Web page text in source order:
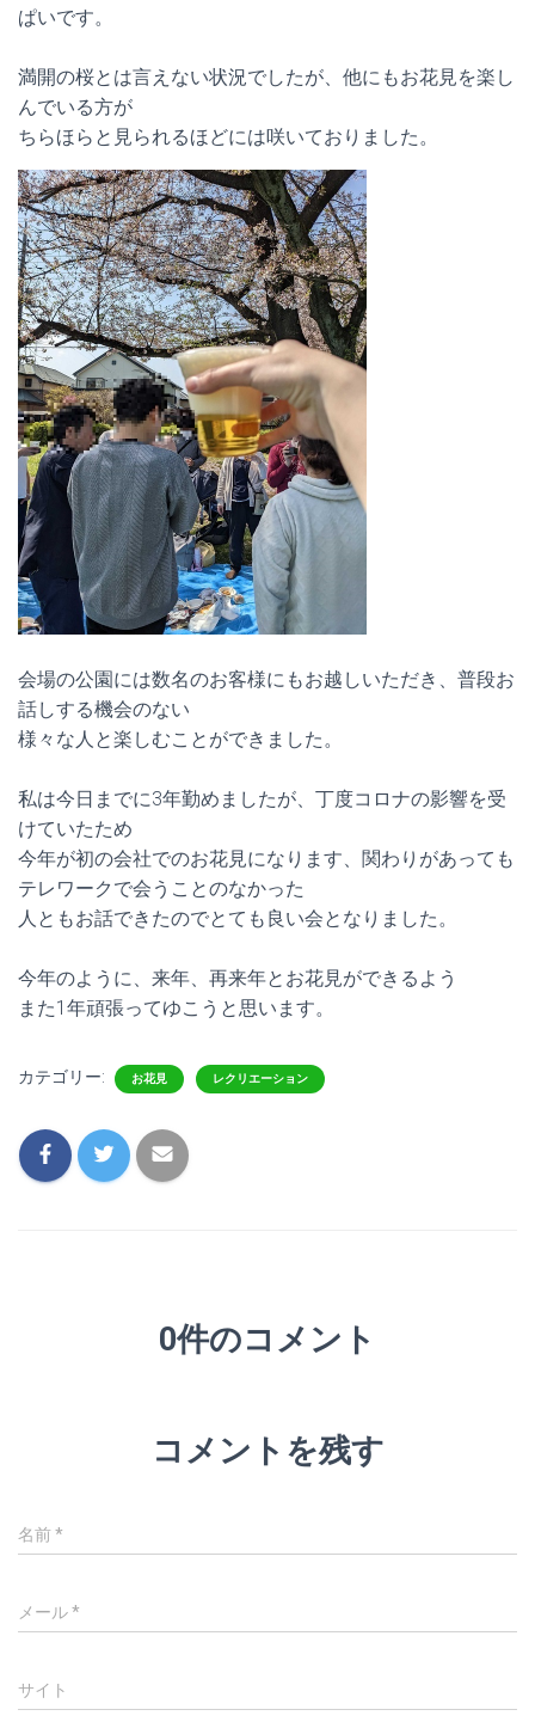
ぱいです。
満開の桜とは言えない状況でしたが、他にもお花見を楽し
んでいる方が
ちらほらと見られるほどには咲いておりました。
会場の公園には数名のお客様にもお越しいただき、普段お
話しする機会のない
様々な人と楽しむことができました。
私は今日までに3年勤めましたが、丁度コロナの影響を受
けていたため
今年が初の会社でのお花見になります、関わりがあっても
テレワークで会うことのなかった
人ともお話できたのでとても良い会となりました。
今年のように、来年、再来年とお花見ができるよう
また1年頑張ってゆこうと思います。
カテゴリー: お花見 レクリエーション
0件のコメント
コメントを残す
名前*
メール*
サイト